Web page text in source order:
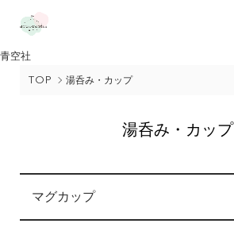
青空社
TOP 湯呑み・カップ
湯呑み・カップ
カテゴリー一覧
マグカップ